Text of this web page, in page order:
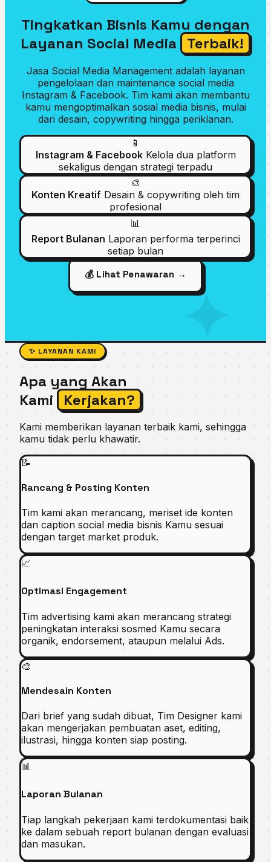
Tingkatkan Bisnis Kamu dengan
Layanan Social Media
Terbaik!
Jasa Social Media Management adalah layanan
pengelolaan dan maintenance social media
Instagram & Facebook. Tim kami akan membantu
kamu mengoptimalkan sosial media bisnis, mulai
dari desain, copywriting hingga periklanan.
📱
Instagram & Facebook Kelola dua platform
sekaligus dengan strategi terpadu
🎨
Konten Kreatif Desain & copywriting oleh tim
profesional
📊
Report Bulanan Laporan performa terperinci
setiap bulan
💰 Lihat Penawaran →
✨ LAYANAN KAMI
Apa yang Akan
Kami
Kerjakan?
Kami memberikan layanan terbaik kami, sehingga
kamu tidak perlu khawatir.
📝
Rancang & Posting Konten
Tim kami akan merancang, meriset ide konten
dan caption social media bisnis Kamu sesuai
dengan target market produk.
📈
Optimasi Engagement
Tim advertising kami akan merancang strategi
peningkatan interaksi sosmed Kamu secara
organik, endorsement, ataupun melalui Ads.
🎨
Mendesain Konten
Dari brief yang sudah dibuat, Tim Designer kami
akan mengerjakan pembuatan aset, editing,
ilustrasi, hingga konten siap posting.
📊
Laporan Bulanan
Tiap langkah pekerjaan kami terdokumentasi baik
ke dalam sebuah report bulanan dengan evaluasi
dan masukan.